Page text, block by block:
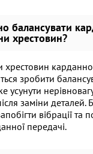
балансувати
хрестовин?
хрестовин
зробити
усунути
заміни деталей.
вібрації та
передачі.